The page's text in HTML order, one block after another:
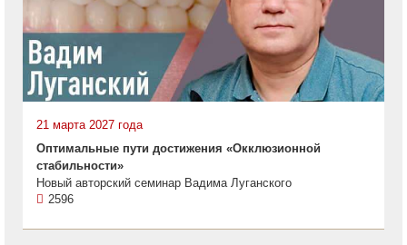
21 марта 2027 года
Оптимальные пути достижения «Окклюзионной
стабильности»
Новый авторский семинар Вадима Луганского
2596